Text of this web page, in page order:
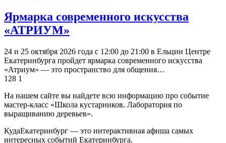
Ярмарка современного искусства
«АТРИУМ»
24 и 25 октября 2026 года с 12:00 до 21:00 в Ельцин Центре
Екатеринбурга пройдет ярмарка современного искусства
«Атриум» — это пространство для общения…
128 1
На нашем сайте вы найдете всю информацию про событие
мастер-класс «Школа кустарников. Лаборатория по
выращиванию деревьев».
КудаЕкатеринбург — это интерактивная афиша самых
интересных событий Екатеринбурга.